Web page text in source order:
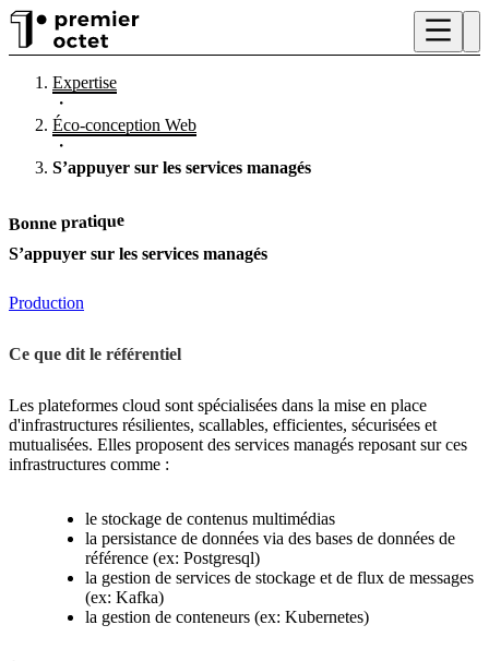
Expertise
・
Éco-conception Web
・
S’appuyer sur les services managés
Bonne pratique
S’appuyer sur les services managés
Production
Ce que dit le référentiel
Les plateformes cloud sont spécialisées dans la mise en place
d'infrastructures résilientes, scallables, efficientes, sécurisées et
mutualisées. Elles proposent des services managés reposant sur ces
infrastructures comme :
le stockage de contenus multimédias
la persistance de données via des bases de données de
référence (ex: Postgresql)
la gestion de services de stockage et de flux de messages
(ex: Kafka)
la gestion de conteneurs (ex: Kubernetes)